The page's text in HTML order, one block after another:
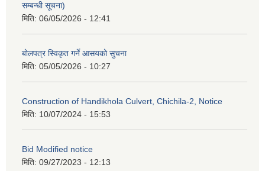
सम्बन्धी सूचना)
मिति: 06/05/2026 - 12:41
बोलपत्र स्विकृत गर्ने आसयको सुचना
मिति: 05/05/2026 - 10:27
Construction of Handikhola Culvert, Chichila-2, Notice
मिति: 10/07/2024 - 15:53
Bid Modified notice
मिति: 09/27/2023 - 12:13